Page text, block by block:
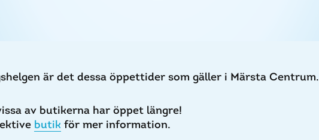
är det dessa öppettider som gäller i Märsta Centrum.
av butikerna har öppet längre!
butik för mer information.